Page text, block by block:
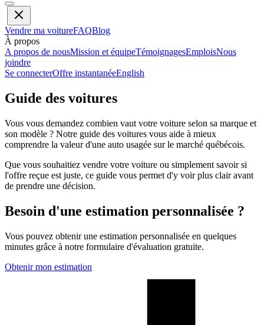
Vendre ma voitureFAQBlog
À propos
A propos de nousMission et équipeTémoignagesEmploisNous
joindre
Se connecterOffre instantanéeEnglish
Guide des voitures
Vous vous demandez combien vaut votre voiture selon sa marque et
son modèle ? Notre guide des voitures vous aide à mieux
comprendre la valeur d'une auto usagée sur le marché québécois.
Que vous souhaitiez vendre votre voiture ou simplement savoir si
l'offre reçue est juste, ce guide vous permet d'y voir plus clair avant
de prendre une décision.
Besoin d'une estimation personnalisée ?
Vous pouvez obtenir une estimation personnalisée en quelques
minutes grâce à notre formulaire d'évaluation gratuite.
Obtenir mon estimation